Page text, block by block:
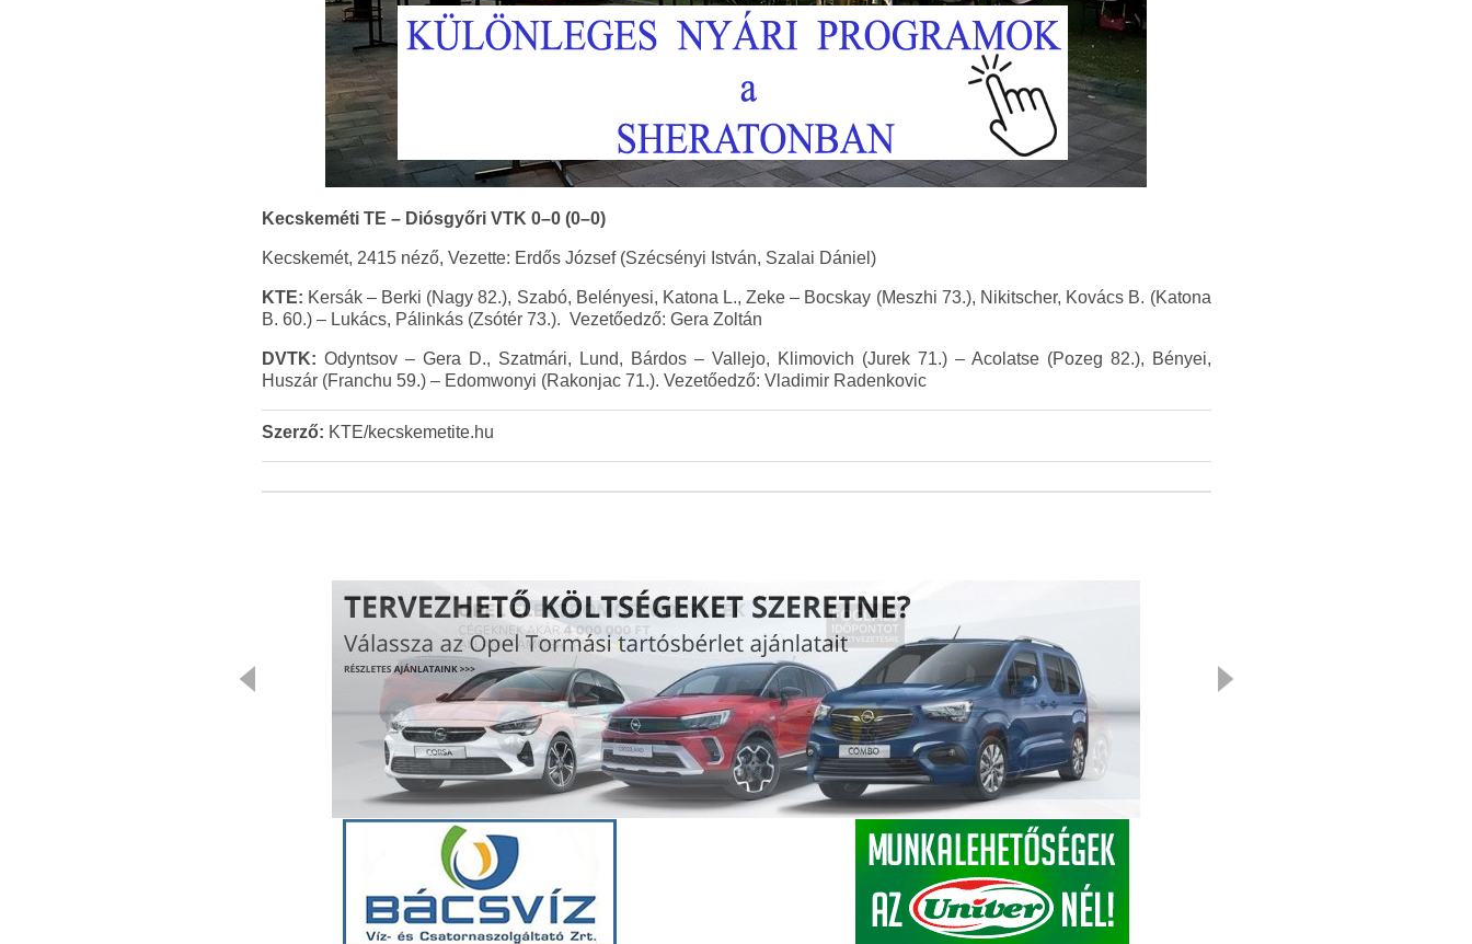
Kecskeméti TE – Diósgyőri VTK 0–0 (0–0)
Kecskemét, 2415 néző, Vezette: Erdős József (Szécsényi István, Szalai Dániel)
KTE: Kersák – Berki (Nagy 82.), Szabó, Belényesi, Katona L., Zeke – Bocskay (Meszhi 73.), Nikitscher, Kovács B. (Katona
B. 60.) – Lukács, Pálinkás (Zsótér 73.). Vezetőedző: Gera Zoltán
DVTK: Odyntsov – Gera D., Szatmári, Lund, Bárdos – Vallejo, Klimovich (Jurek 71.) – Acolatse (Pozeg 82.), Bényei,
Huszár (Franchu 59.) – Edomwonyi (Rakonjac 71.). Vezetőedző: Vladimir Radenkovic
Szerző: KTE/kecskemetite.hu